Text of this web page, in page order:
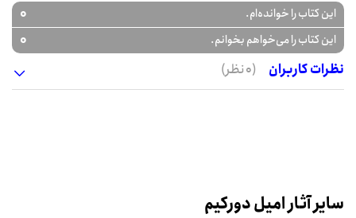
این کتاب را خوانده‌ام. 0
این کتاب را می‌خواهم بخوانم.
0
نظرات کاربران
(0 نظر)
سایر آثار امیل دورکیم